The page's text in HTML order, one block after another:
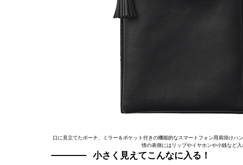
口に見立てたポーチ、ミラー＆ポケット付きの機能的なスマートフォン用肩掛け
情の表側にはリップやイヤホンや小銭など
小さく見えてこんなに入る！